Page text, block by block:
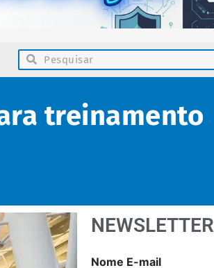
treinamento
NEWSLETTER
Nome E-mail